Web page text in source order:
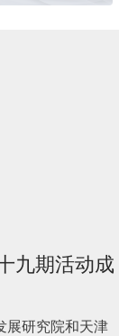
九期活动成
展研究院和天津